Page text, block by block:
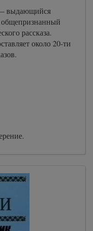
выдающийся
общепризнанный
рассказа.
около 20-ти